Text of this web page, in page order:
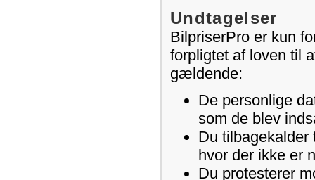
Undtagelser
BilpriserPro er kun
forpligtet af loven til
gældende:
De personlige
som de blev
Du tilbagekalder
hvor der ikke er
Du protesterer